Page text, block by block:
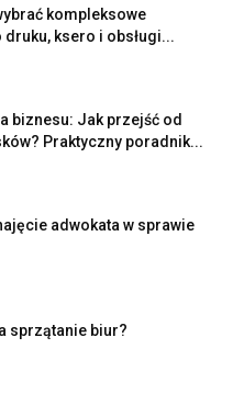
kompleksowe
ksero i obsługi...
biznesu: Jak przejść od
Praktyczny poradnik...
adwokata w sprawie
sprzątanie biur?